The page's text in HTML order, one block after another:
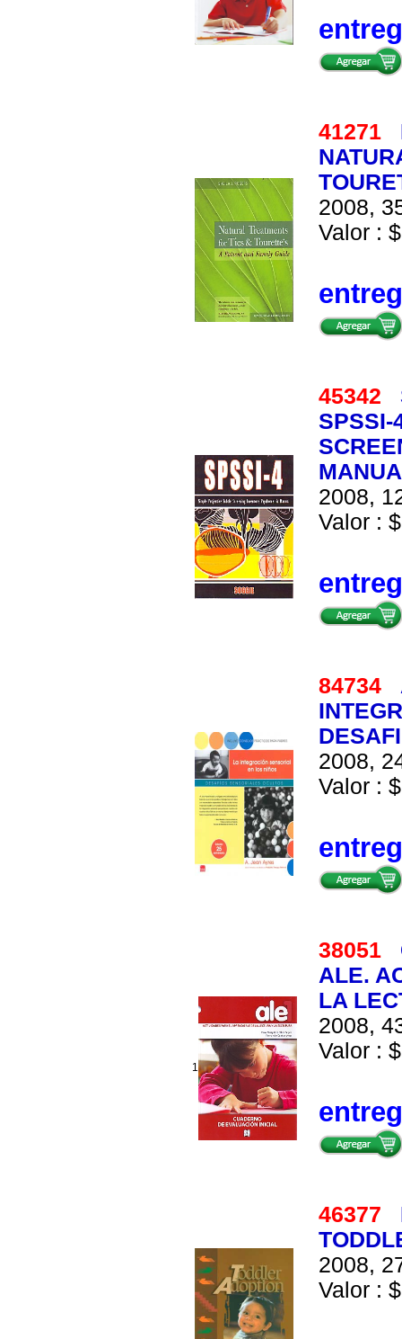
41271
2008,
Valor :
45342
SPSSI-
2008,
Valor :
84734
2008,
Valor :
1
38051
ALE.
LA
2008,
Valor :
46377
2008,
Valor :